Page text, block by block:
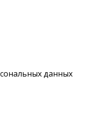
данных